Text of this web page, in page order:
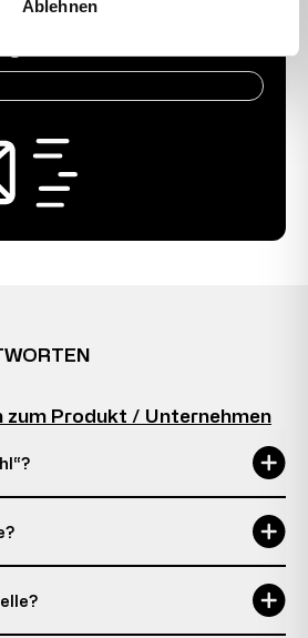
Ablehnen
zum Produkt / Unternehmen